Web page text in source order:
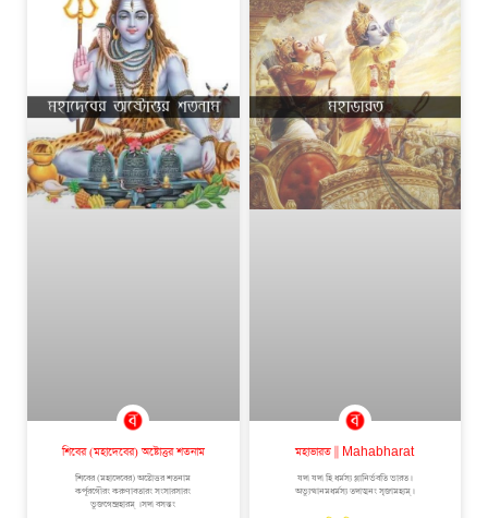
শিবের (মহাদেবের) অষ্টোত্তর শতনাম
শিবের (মহাদেবের) অষ্টোত্তর শতনাম
কর্পূরগৌরং করুণাবতারং সংসারসারং
ভুজগেন্দ্রহারম্ ।সদা বসন্তং
মহাভারত || Mahabharat
যদা যদা হি ধর্মস্য গ্লানির্ভবতি ভারত।
অভ্যুত্থানমধর্মস্য তদাত্মনং সৃজামহ্যম্।